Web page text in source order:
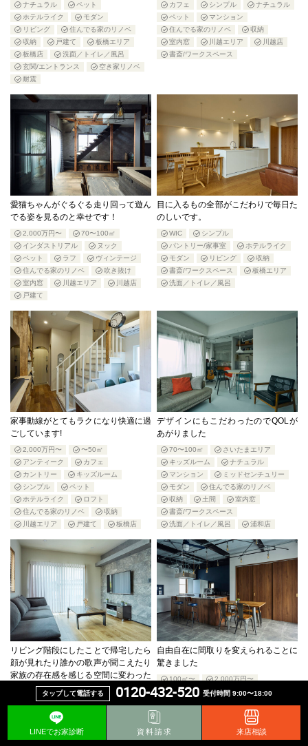
タップして電話する 0120-432-520 受付時間 9:00〜18:00
LINEでお家診断 資料請求 来店相談
ナチュラル
ペット
ホテルライク
モダン
リビング
住んでる家のリノベ
収納
戸建て
板橋エリア
板橋店
洗面／トイレ／風呂
玄関/エントランス
空き家リノベ
耐震
カフェ
シンプル
ナチュラル
ペット
マンション
住んでる家のリノベ
収納
室内窓
川越エリア
川越店
書斎/ワークスペース
愛猫ちゃんがぐるぐる走り回って遊ん
でる姿を見るのと幸せです！
2,000万円〜
70〜100㎡
インダストリアル
ヌック
ペット
ラフ
ヴィンテージ
住んでる家のリノベ
吹き抜け
室内窓
川越エリア
川越店
戸建て
目に入るもの全部がこだわりで毎日た
のしいです。
WIC
シンプル
パントリー/家事室
ホテルライク
モダン
リビング
収納
書斎/ワークスペース
板橋エリア
洗面／トイレ／風呂
家事動線がとてもラクになり快適に過
ごしています!
2,000万円〜
〜50㎡
アンティーク
カフェ
カントリー
キッズルーム
シンプル
ペット
ホテルライク
ロフト
住んでる家のリノベ
収納
川越エリア
戸建て 板橋店
デザインにもこだわったのでQOLが
あがりました
70〜100㎡
さいたまエリア
キッズルーム
ナチュラル
マンション
ミッドセンチュリー
モダン
住んでる家のリノベ
収納
土間
室内窓
書斎/ワークスペース
洗面／トイレ／風呂
浦和店
リビング階段にしたことで帰宅したら
顔が見れたり誰かの歌声が聞こえたり
家族の存在感を感じる空間に変わった
なと感じます。
1,000万円〜2,000万円
アウトドア
ナチュラル
ホテルライク
住んでる家のリノベ
前橋店
自由自在に間取りを変えられることに
驚きました
100㎡〜
2,000万円〜
R開口
さいたまエリア
住んでる家のリノベ
土間
書斎/ワークスペース